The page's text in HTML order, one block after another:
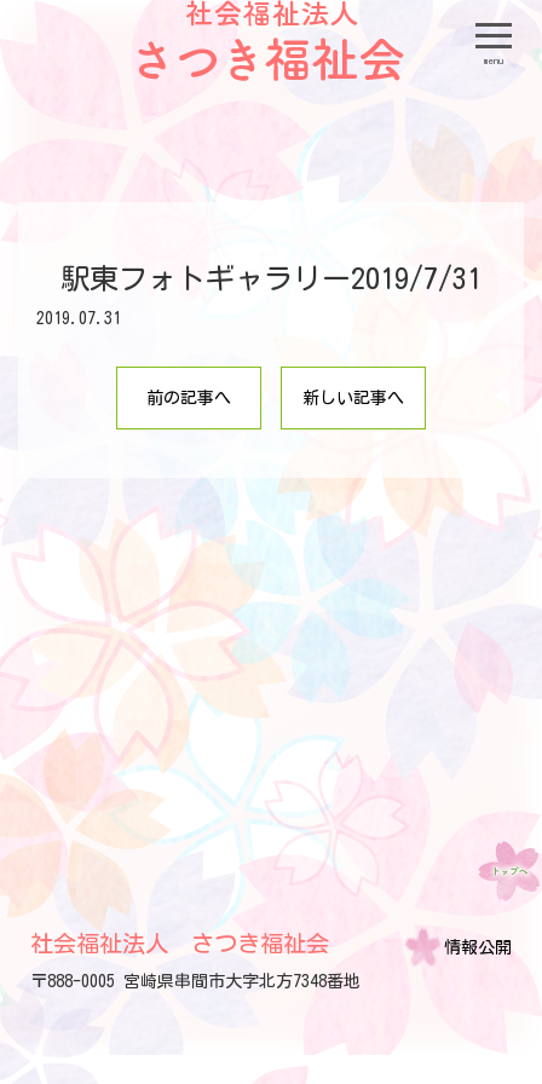
menu
駅東フォトギャラリー2019/7/31
2019.07.31
前の記事へ 新しい記事へ
社会福祉法人 さつき福祉会
〒888-0005 宮崎県串間市大字北方7348番地
情報公開